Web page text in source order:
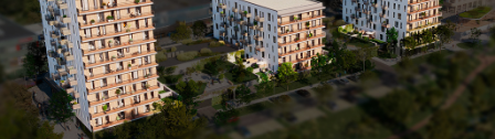
Postup koupě a financování
LOKALITA
CENÍK